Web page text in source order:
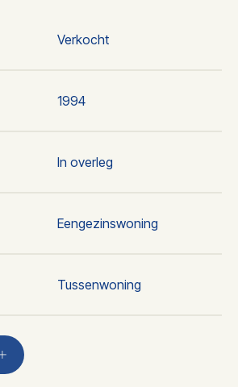
Verkocht
1994
In overleg
Eengezinswoning
Tussenwoning